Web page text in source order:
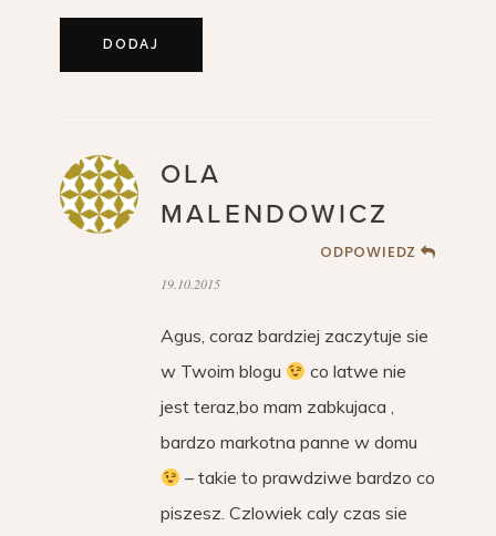
OLA
MALENDOWICZ
ODPOWIEDZ
19.10.2015
Agus, coraz bardziej zaczytuje sie
w Twoim blogu
co latwe nie
jest teraz,bo mam zabkujaca ,
bardzo markotna panne w domu
– takie to prawdziwe bardzo co
piszesz. Czlowiek caly czas sie